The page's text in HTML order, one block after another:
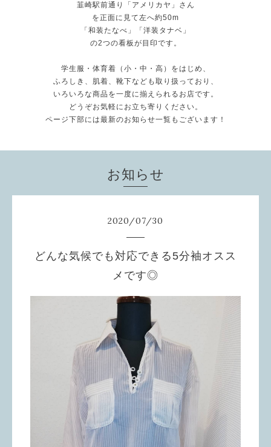
韮崎駅前通り「アメリカヤ」さん
を正面に見て左へ約50m
「和装たなべ」「洋装タナベ」
の2つの看板が目印です。
学生服・体育着（小・中・高）をはじめ、
ふろしき、肌着、靴下なども取り扱っており、
いろいろな商品を一度に揃えられるお店です。
どうぞお気軽にお立ち寄りください。
ページ下部には最新のお知らせ一覧もございます！
お知らせ
2020/07/30
どんな気候でも対応できる5分袖オスス
メです◎